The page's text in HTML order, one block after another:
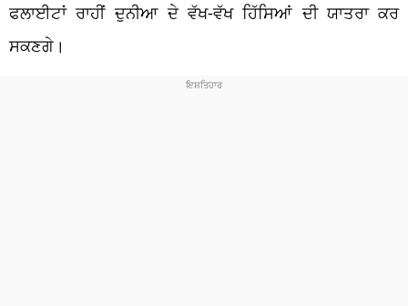
ਫਲਾਈਟਾਂ ਰਾਹੀਂ ਦੁਨੀਆ ਦੇ ਵੱਖ-ਵੱਖ ਹਿੱਸਿਆਂ ਦੀ ਯਾਤਰਾ ਕਰ
ਸਕਣਗੇ।